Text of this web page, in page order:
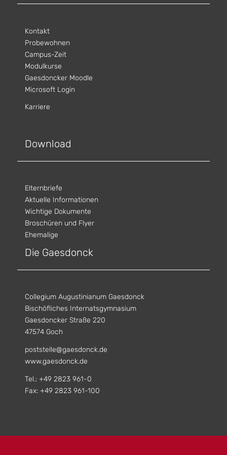
Kontakt
Probewohnen
Campus-Zeit
Modulkurse
Gaesdoncker Moodle
Microsoft Login
Karriere
Download
Elternbriefe
Aktuelle Informationen
Wichtige Dokumente
Broschüren und Flyer
Ehemalige
Die Gaesdonck
Collegium Augustinianum Gaesdonck
Bischöfliches Internatsgymnasium
Gaesdoncker Straße 220
47574 Goch
poststelle@gaesdonck.de
www.gaesdonck.de
Tel.: +49 2823 961-0
Fax: +49 2823 961-100